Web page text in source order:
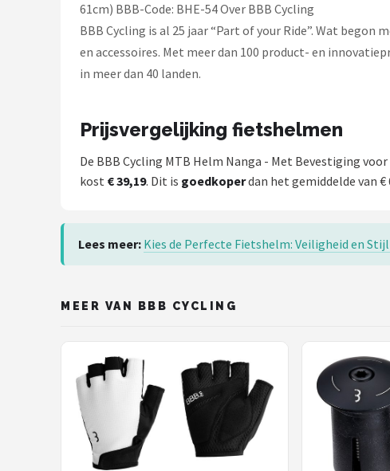
61cm) BBB-Code: BHE-54 Over BBB Cycling
BBB Cycling is al 25 jaar “Part of your Ride”. Wat
en accessoires. Met meer dan 100 product- en
in meer dan 40 landen.
Prijsvergelijking fietshelmen
De BBB Cycling MTB Helm Nanga - Met Bevestiging
kost € 39,19. Dit is goedkoperdan het gemiddelde van
Lees meer: Kies de Perfecte Fietshelm: Veiligheid en
MEER VAN BBB CYCLING